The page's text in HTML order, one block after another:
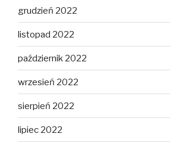
grudzień 2022
listopad 2022
październik 2022
wrzesień 2022
sierpień 2022
lipiec 2022